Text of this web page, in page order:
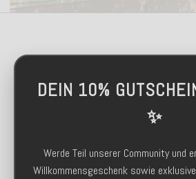
DEIN 10%
✨
Werde Teil unserer Community und
Willkommensgeschenk sowie